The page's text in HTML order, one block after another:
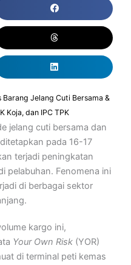
Jelang Cuti Bersama &
Koja, dan IPC TPK
jelang cuti bersama dan
pada 16-17
terjadi peningkatan
pelabuhan. Fenomena ini
di berbagai sektor
kargo ini,
Your Own Risk (YOR)
di terminal peti kemas